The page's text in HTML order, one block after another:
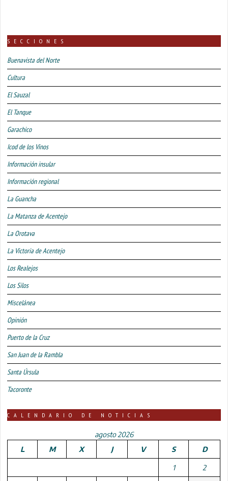
SECCIONES
Buenavista del Norte
Cultura
El Sauzal
El Tanque
Garachico
Icod de los Vinos
Información insular
Información regional
La Guancha
La Matanza de Acentejo
La Orotava
La Victoria de Acentejo
Los Realejos
Los Silos
Miscelánea
Opinión
Puerto de la Cruz
San Juan de la Rambla
Santa Úrsula
Tacoronte
CALENDARIO DE NOTICIAS
agosto 2026
L
M X J V S D
1 2